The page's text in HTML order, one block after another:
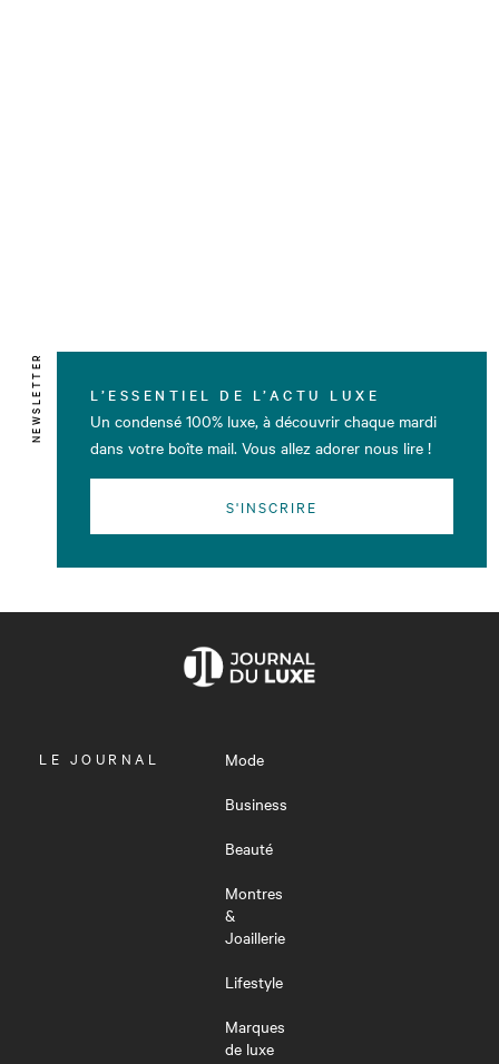
NEWSLETTER L’ESSENTIEL DE L’ACTU LUXE
Un condensé 100% luxe, à découvrir chaque mardi
dans votre boîte mail. Vous allez adorer nous lire !
S'INSCRIRE
OUVRIR
LE JOURNAL
Mode
Business
Beauté
Montres
&
Joaillerie
Lifestyle
Marques
de luxe